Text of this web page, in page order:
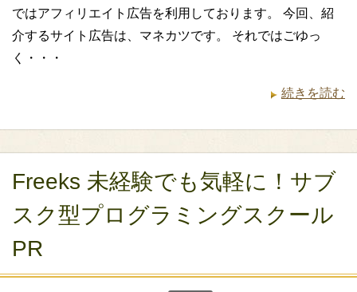
ではアフィリエイト広告を利用しております。 今回、紹
介するサイト広告は、マネカツです。 それではごゆっ
く・・・
続きを読む
Freeks 未経験でも気軽に！サブ
スク型プログラミングスクール
PR